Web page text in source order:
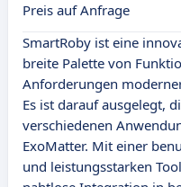
Preis auf Anfrage
SmartRoby ist eine
breite Palette von
Anforderungen
Es ist darauf ausgelegt,
verschiedenen
ExoMatter. Mit einer
und leistungsstarken